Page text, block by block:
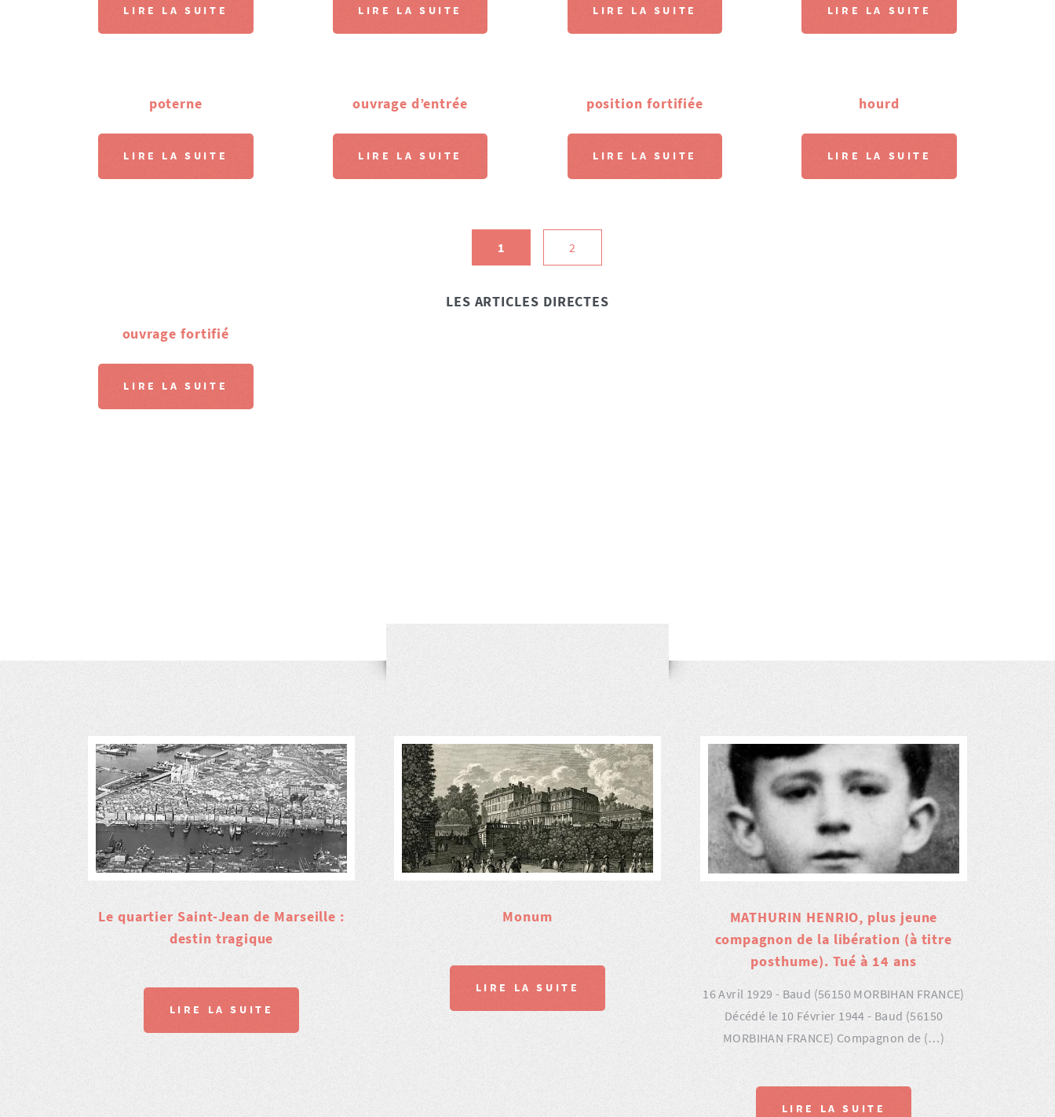
LIRE LA SUITE LIRE LA SUITE LIRE LA SUITE LIRE LA SUITE
poterne
LIRE LA SUITE
ouvrage d’entrée
LIRE LA SUITE
position fortifiée
LIRE LA SUITE
hourd
LIRE LA SUITE
1 2
LES ARTICLES DIRECTES
ouvrage fortifié
LIRE LA SUITE
Le quartier Saint-Jean de Marseille :
destin tragique
LIRE LA SUITE
Monum
LIRE LA SUITE
MATHURIN HENRIO, plus jeune
compagnon de la libération (à titre
posthume). Tué à 14 ans
16 Avril 1929 - Baud (56150 MORBIHAN FRANCE)
Décédé le 10 Février 1944 - Baud (56150
MORBIHAN FRANCE) Compagnon de (…)
LIRE LA SUITE